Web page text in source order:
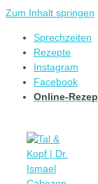
Zum Inhalt springen
Sprechzeiten
Rezepte
Instagram
Facebook
Online-